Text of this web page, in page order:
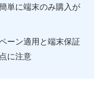
単に端末のみ購入が
ーン適用と端末保証
に注意